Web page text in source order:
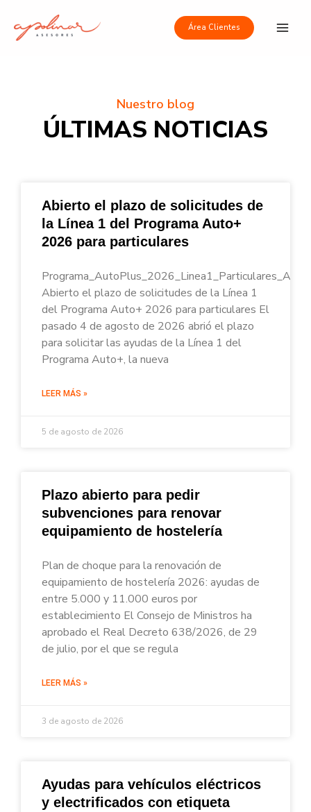
contenido
Área Clientes
Nuestro blog
ÚLTIMAS NOTICIAS
Abierto el plazo de solicitudes de
la Línea 1 del Programa Auto+
2026 para particulares
Abierto el plazo de solicitudes de la Línea 1
del Programa Auto+ 2026 para particulares El
pasado 4 de agosto de 2026 abrió el plazo
para solicitar las ayudas de la Línea 1 del
Programa Auto+, la nueva
LEER MÁS »
5 de agosto de 2026
Plazo abierto para pedir
subvenciones para renovar
equipamiento de hostelería
Plan de choque para la renovación de
equipamiento de hostelería 2026: ayudas de
entre 5.000 y 11.000 euros por
establecimiento El Consejo de Ministros ha
aprobado el Real Decreto 638/2026, de 29
de julio, por el que se regula
LEER MÁS »
3 de agosto de 2026
Ayudas para vehículos eléctricos
y electrificados con etiqueta